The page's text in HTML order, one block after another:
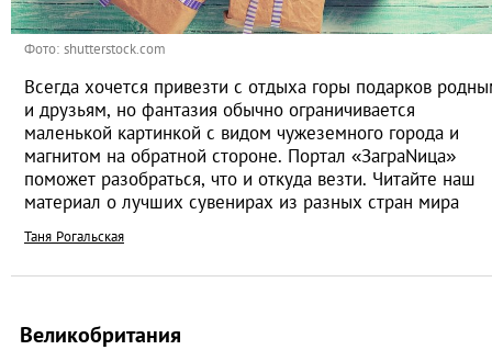
Фото: shutterstock.com
Всегда хочется привезти с отдыха горы подарков
и друзьям, но фантазия обычно ограничивается
маленькой картинкой с видом чужеземного города и
магнитом на обратной стороне. Портал «ЗаграNица»
поможет разобраться, что и откуда везти. Читайте наш
материал о лучших сувенирах из разных стран мира
Таня Рогальская
Великобритания